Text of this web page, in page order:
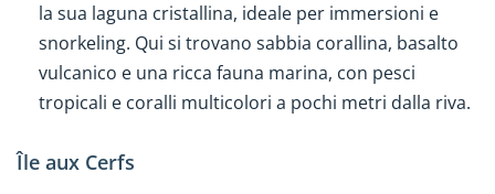
la sua laguna cristallina, ideale per immersioni e
snorkeling. Qui si trovano sabbia corallina, basalto
vulcanico e una ricca fauna marina, con pesci
tropicali e coralli multicolori a pochi metri dalla riva.
Île aux Cerfs